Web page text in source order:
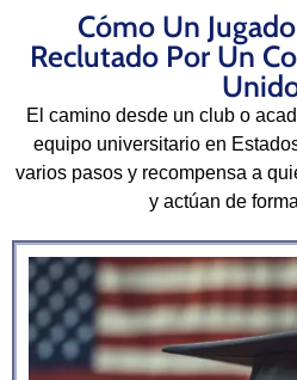
Cómo Un
Reclutado Por Un
El camino desde un club o
equipo universitario en
varios pasos y recompensa a
y actúan de